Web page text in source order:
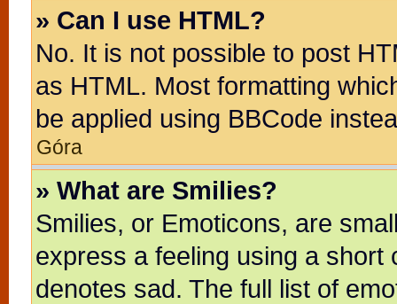
» Can I use HTML?
No. It is not possible to post
as HTML. Most formatting
be applied using BBCode
Góra
» What are Smilies?
Smilies, or Emoticons, are
express a feeling using a short
denotes sad. The full list of